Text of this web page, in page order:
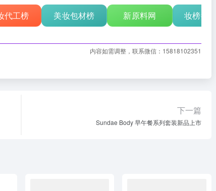
代工榜 美妆包材榜 新原料网 妆榜行
内容如需调整，联系微信：15818102351
下一篇
Sundae Body 早午餐系列套装新品上市